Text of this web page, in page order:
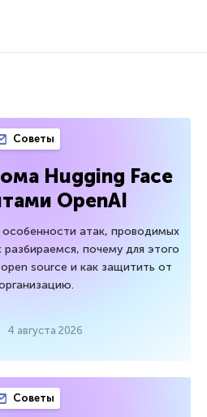
Советы
Hugging Face
OpenAI
атак, проводимых
почему для этого
source и как защитить от
4 августа 2026
Советы